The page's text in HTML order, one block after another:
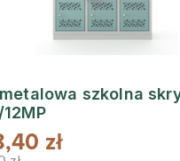
szkolna
zł